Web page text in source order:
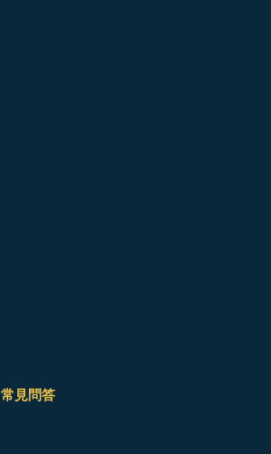
常見問答